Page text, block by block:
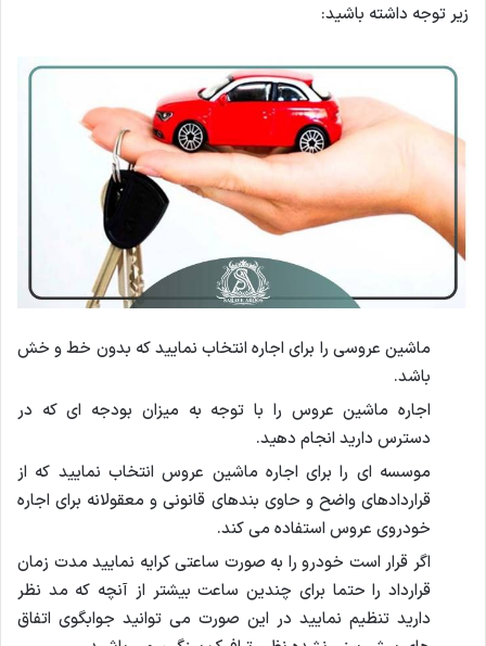
زیر توجه داشته باشید:
ماشین عروسی را برای اجاره انتخاب نمایید که بدون خط و خش
باشد.
اجاره ماشین عروس را با توجه به میزان بودجه ای که در
دسترس دارید انجام دهید.
موسسه ای را برای اجاره ماشین عروس انتخاب نمایید که از
قراردادهای واضح و حاوی بندهای قانونی و معقولانه برای اجاره
خودروی عروس استفاده می کند.
اگر قرار است خودرو را به صورت ساعتی کرایه نمایید مدت زمان
قرارداد را حتما برای چندین ساعت بیشتر از آنچه که مد نظر
دارید تنظیم نمایید در این صورت می توانید جوابگوی اتفاق